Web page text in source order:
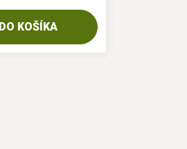
DO KOŠÍKA